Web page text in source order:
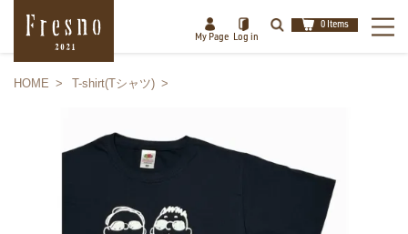
My Page Log in
閉じる
0 Items
HOME T-shirt(Tシャツ)